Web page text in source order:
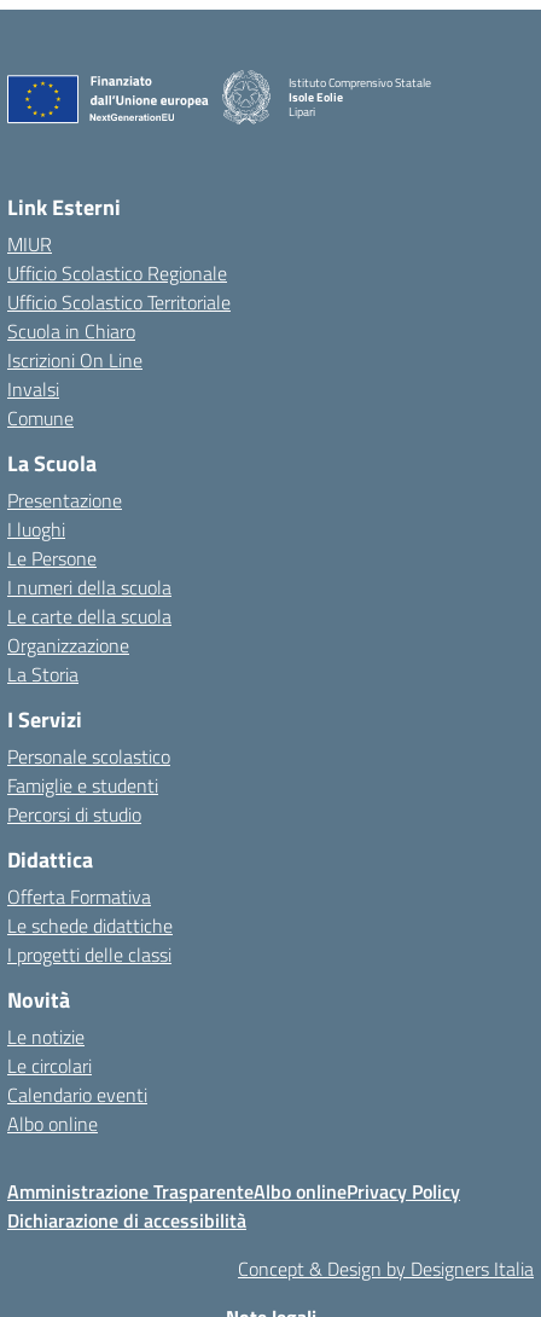
Istituto Comprensivo Statale
Isole Eolie
Lipari
Link Esterni
MIUR
Ufficio Scolastico Regionale
Ufficio Scolastico Territoriale
Scuola in Chiaro
Iscrizioni On Line
Invalsi
Comune
La Scuola
Presentazione
I luoghi
Le Persone
I numeri della scuola
Le carte della scuola
Organizzazione
La Storia
I Servizi
Personale scolastico
Famiglie e studenti
Percorsi di studio
Didattica
Offerta Formativa
Le schede didattiche
I progetti delle classi
Novità
Le notizie
Le circolari
Calendario eventi
Albo online
Amministrazione TrasparenteAlbo onlinePrivacy Policy
Dichiarazione di accessibilità
Concept & Design by Designers Italia